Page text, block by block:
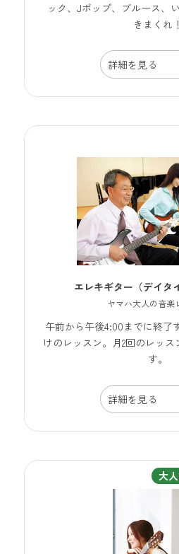
ック、Jポップ、ブルース、
きまくれ！
詳細を見る
エレキギター（デイタ
ヤマハ大人の音楽
午前から午後4:00までに終了
けのレッスン。月2回のレッ
す。
詳細を見る
大